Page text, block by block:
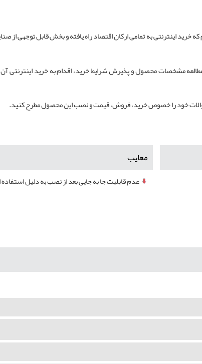
خرید اینترنتی به تمامی ارکان اقتصاد راه یافته و بخش قابل توجهی
مشخصات محصول و پذیرش شرایط خرید، اقدام به خرید اینترنتی
خود را خصوص خرید، فروش، قیمت و نصب این محصول مطرح کنید.
معایب
عدم قابلیت جا به جایی بعد از نصب به دلیل